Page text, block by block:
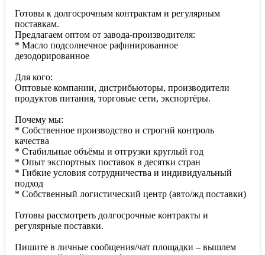
Готовы к долгосрочным контрактам и регулярным
поставкам.
Предлагаем оптом от завода-производителя:
* Масло подсолнечное рафинированное
дезодорированное
Для кого:
Оптовые компании, дистрибьюторы, производители
продуктов питания, торговые сети, экспортёры.
Почему мы:
* Собственное производство и строгий контроль
качества
* Стабильные объёмы и отгрузки круглый год
* Опыт экспортных поставок в десятки стран
* Гибкие условия сотрудничества и индивидуальный
подход
* Собственный логистический центр (авто/жд поставки)
Готовы рассмотреть долгосрочные контракты и
регулярные поставки.
Пишите в личные сообщения/чат площадки – вышлем